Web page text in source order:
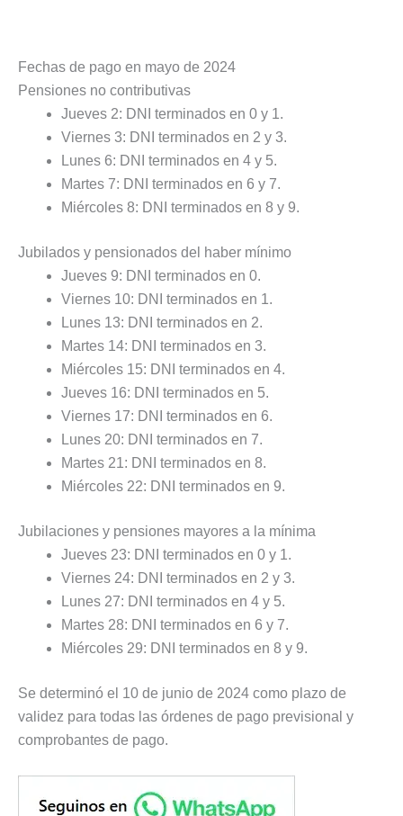
Fechas de pago en mayo de 2024
Pensiones no contributivas
Jueves 2: DNI terminados en 0 y 1.
Viernes 3: DNI terminados en 2 y 3.
Lunes 6: DNI terminados en 4 y 5.
Martes 7: DNI terminados en 6 y 7.
Miércoles 8: DNI terminados en 8 y 9.
Jubilados y pensionados del haber mínimo
Jueves 9: DNI terminados en 0.
Viernes 10: DNI terminados en 1.
Lunes 13: DNI terminados en 2.
Martes 14: DNI terminados en 3.
Miércoles 15: DNI terminados en 4.
Jueves 16: DNI terminados en 5.
Viernes 17: DNI terminados en 6.
Lunes 20: DNI terminados en 7.
Martes 21: DNI terminados en 8.
Miércoles 22: DNI terminados en 9.
Jubilaciones y pensiones mayores a la mínima
Jueves 23: DNI terminados en 0 y 1.
Viernes 24: DNI terminados en 2 y 3.
Lunes 27: DNI terminados en 4 y 5.
Martes 28: DNI terminados en 6 y 7.
Miércoles 29: DNI terminados en 8 y 9.
Se determinó el 10 de junio de 2024 como plazo de
validez para todas las órdenes de pago previsional y
comprobantes de pago.